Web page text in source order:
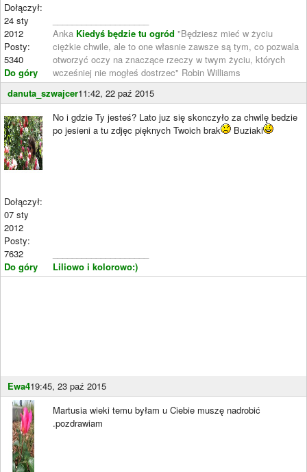
Dołączył:
24 sty
2012
Posty:
5340
Do góry
Anka Kiedyś będzie tu ogród "Będziesz mieć w życiu
ciężkie chwile, ale to one własnie zawsze są tym, co pozwala
otworzyć oczy na znaczące rzeczy w twym życiu, których
wcześniej nie mogłeś dostrzec" Robin Williams
danuta_szwajcer11:42, 22 paź 2015
Dołączył:
07 sty
2012
Posty:
7632
Do góry
No i gdzie Ty jesteś? Lato juz się skonczyło za chwilę bedzie
po jesieni a tu zdjęc pięknych Twoich brak
Buziaki
Liliowo i kolorowo:)
Ewa419:45, 23 paź 2015
Martusia wieki temu byłam u Ciebie muszę nadrobić
.pozdrawiam